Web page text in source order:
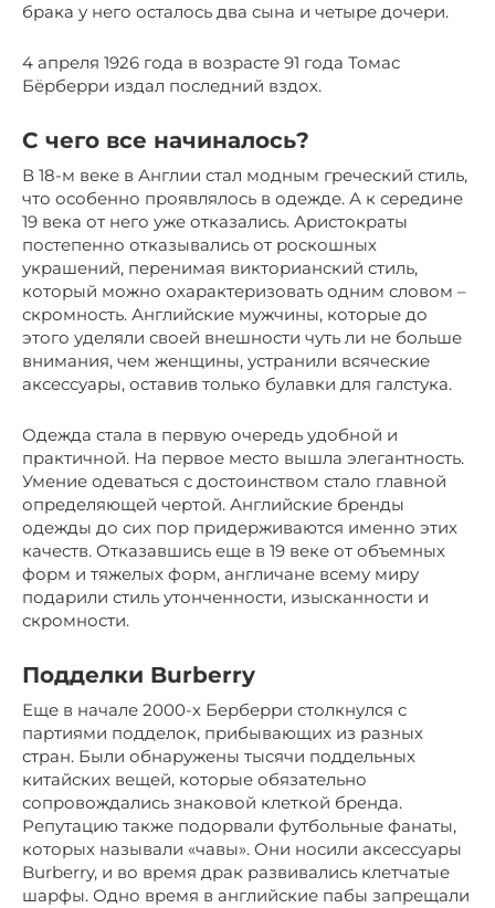
брака у него осталось два сына и четыре дочери.
4 апреля 1926 года в возрасте 91 года Томас
Бёрберри издал последний вздох.
С чего все начиналось?
В 18-м веке в Англии стал модным греческий стиль,
что особенно проявлялось в одежде. А к середине
19 века от него уже отказались. Аристократы
постепенно отказывались от роскошных
украшений, перенимая викторианский стиль,
который можно охарактеризовать одним словом –
скромность. Английские мужчины, которые до
этого уделяли своей внешности чуть ли не больше
внимания, чем женщины, устранили всяческие
аксессуары, оставив только булавки для галстука.
Одежда стала в первую очередь удобной и
практичной. На первое место вышла элегантность.
Умение одеваться с достоинством стало главной
определяющей чертой. Английские бренды
одежды до сих пор придерживаются именно этих
качеств. Отказавшись еще в 19 веке от объемных
форм и тяжелых форм, англичане всему миру
подарили стиль утонченности, изысканности и
скромности.
Подделки Burberry
Еще в начале 2000-х Берберри столкнулся с
партиями подделок, прибывающих из разных
стран. Были обнаружены тысячи поддельных
китайских вещей, которые обязательно
сопровождались знаковой клеткой бренда.
Репутацию также подорвали футбольные фанаты,
которых называли «чавы». Они носили аксессуары
Burberry, и во время драк развивались клетчатые
шарфы. Одно время в английские пабы запрещали